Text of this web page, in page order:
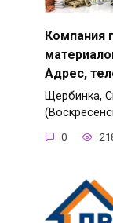
Компания
Адрес,
Щербинка,
0